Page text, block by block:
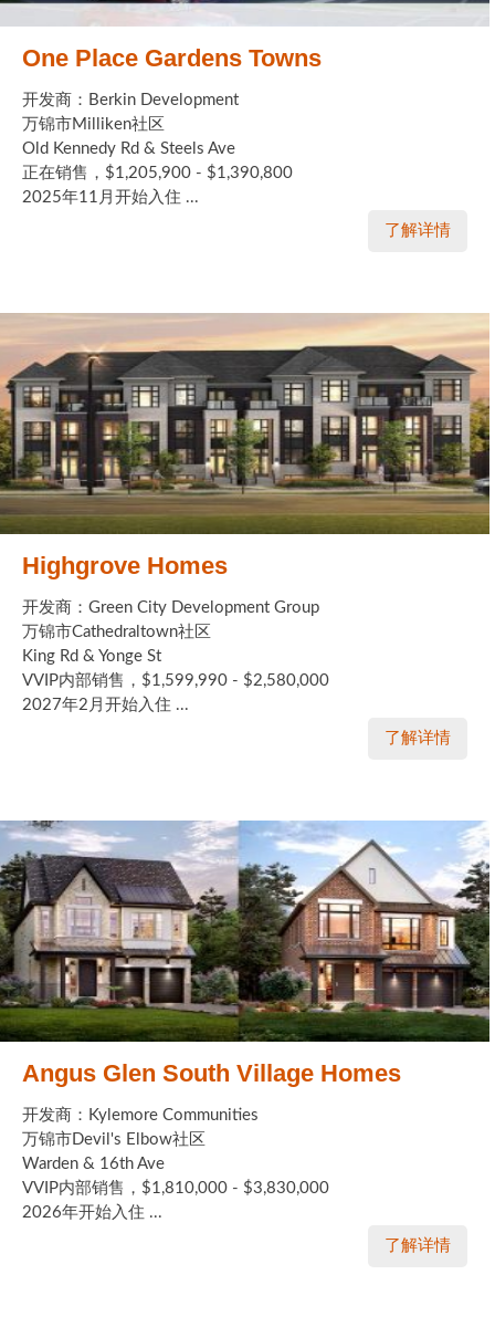
One Place Gardens Towns
开发商：Berkin Development
万锦市Milliken社区
Old Kennedy Rd & Steels Ave
正在销售，$1,205,900 - $1,390,800
2025年11月开始入住 ...
了解详情
Highgrove Homes
开发商：Green City Development Group
万锦市Cathedraltown社区
King Rd & Yonge St
VVIP内部销售，$1,599,990 - $2,580,000
2027年2月开始入住 ...
了解详情
Angus Glen South Village Homes
开发商：Kylemore Communities
万锦市Devil's Elbow社区
Warden & 16th Ave
VVIP内部销售，$1,810,000 - $3,830,000
2026年开始入住 ...
了解详情